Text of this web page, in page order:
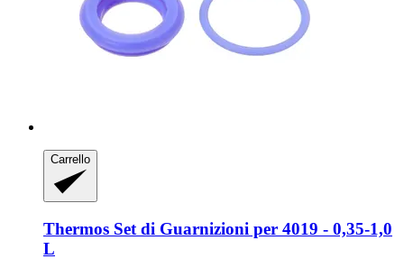
Carrello
Thermos Set di Guarnizioni per 4019 -​ 0,35-​1,0
L